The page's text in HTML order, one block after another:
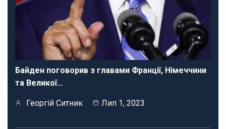
Байден поговорив з главами Франції, Німеччини
та Великої…
Георгій Ситник Лип 1, 2023